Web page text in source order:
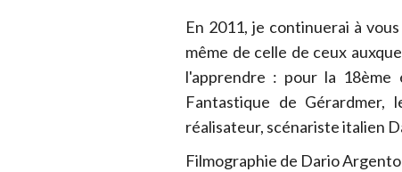
En 2011, je continuerai à
même de celle de ceux
l'apprendre : pour la
Fantastique de
réalisateur, scénariste italien
Filmographie de Dario